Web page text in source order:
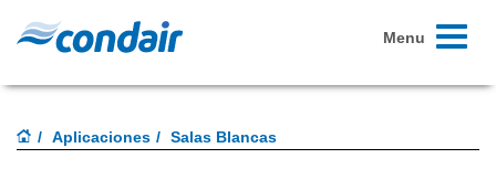
Toggle
Menu
Aplicaciones Salas Blancas